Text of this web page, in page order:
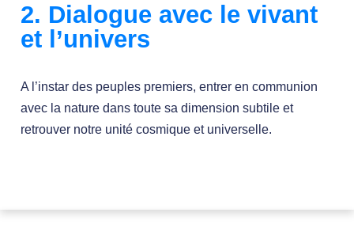
2. Dialogue avec le vivant
et l’univers
A l’instar des peuples premiers, entrer en communion
avec la nature dans toute sa dimension subtile et
retrouver notre unité cosmique et universelle.